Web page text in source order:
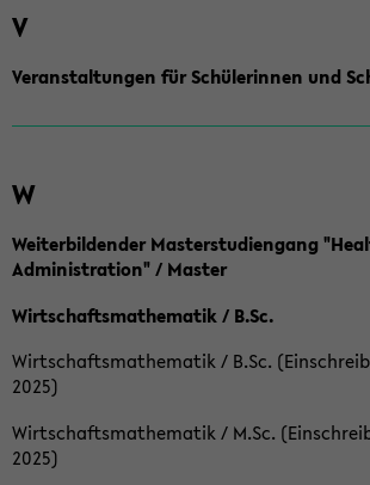
V
Veranstaltungen für Schülerinnen und
W
Weiterbildender Masterstudiengang
Administration" / Master
Wirtschaftsmathematik / B.Sc.
Wirtschaftsmathematik / B.Sc.
2025)
Wirtschaftsmathematik / M.Sc.
2025)